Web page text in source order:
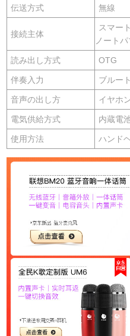
伝送方式 無線
接続主体
スマー
ノート
読み出し方式 OTG
伴奏入力 ブルー
音声の出し方 イヤホ
電気供給方式 内蔵電
使用方法 ハンド